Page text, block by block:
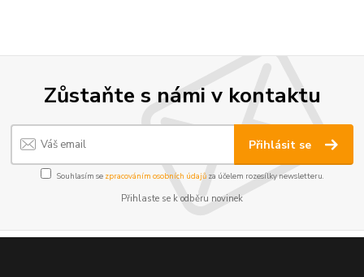
Zůstaňte s námi v kontaktu
Přihlásit se
Souhlasím se zpracováním osobních údajůza účelem rozesílky newsletteru.
Přihlaste se k odběru novinek